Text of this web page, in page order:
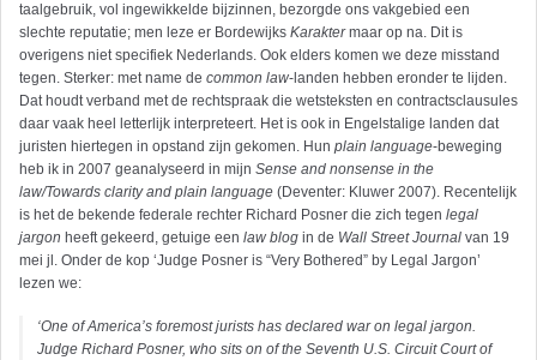
taalgebruik, vol ingewikkelde bijzinnen, bezorgde ons vakgebied een
slechte reputatie; men leze er Bordewijks Karaktermaar op na. Dit is
overigens niet specifiek Nederlands. Ook elders komen we deze misstand
tegen. Sterker: met name de common law-landen hebben eronder te lijden.
Dat houdt verband met de rechtspraak die wetsteksten en contractsclausules
daar vaak heel letterlijk interpreteert. Het is ook in Engelstalige landen dat
juristen hiertegen in opstand zijn gekomen. Hun plain language-beweging
heb ik in 2007 geanalyseerd in mijn Sense and nonsense in the
law/Towards clarity and plain language (Deventer: Kluwer 2007). Recentelijk
is het de bekende federale rechter Richard Posner die zich tegen legal
jargon heeft gekeerd, getuige een law blog in de Wall Street Journal van 19
mei jl. Onder de kop ‘Judge Posner is “Very Bothered” by Legal Jargon’
lezen we:
‘One of America’s foremost jurists has declared war on legal jargon.
Judge Richard Posner, who sits on of the Seventh U.S. Circuit Court of